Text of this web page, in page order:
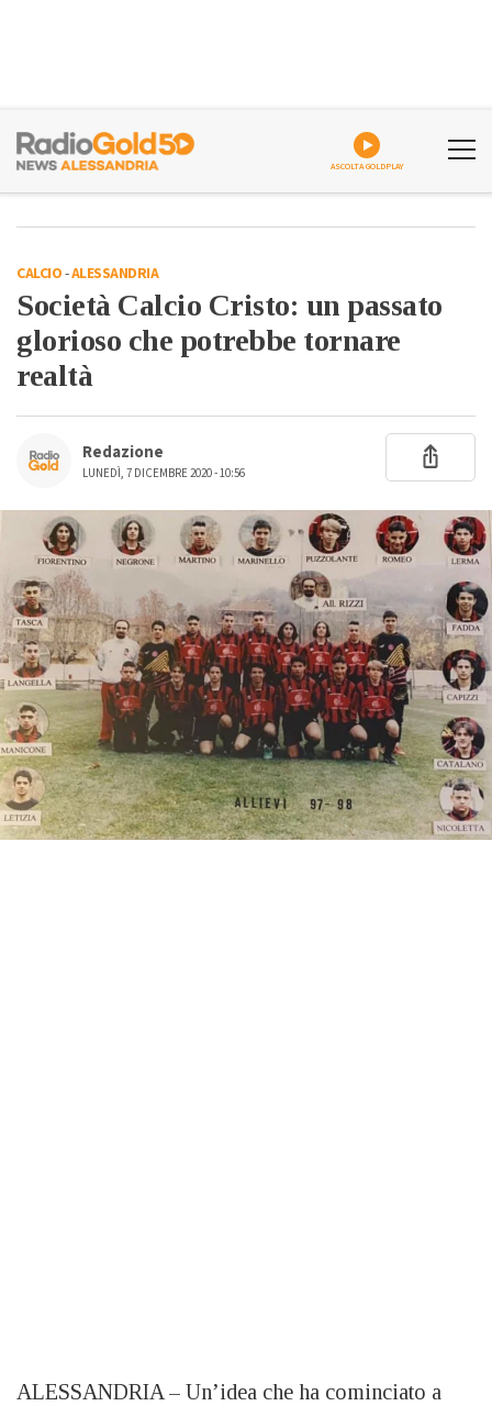
ASCOLTA GOLDPLAY
CALCIO-ALESSANDRIA
Società Calcio Cristo: un passato
glorioso che potrebbe tornare
realtà
Redazione
LUNEDÌ, 7 DICEMBRE 2020 - 10:56
ALESSANDRIA – Un’idea che ha cominciato a